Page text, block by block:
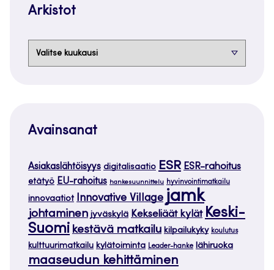
Arkistot
Avainsanat
Asiakaslähtöisyys digitalisaatio ESR ESR-rahoitus
etätyö EU-rahoitus hankesuunnittelu hyvinvointimatkailu
innovaatiot Innovative Village jamk
johtaminen jyväskylä Kekseliäät kylät Keski-
Suomi kestävä matkailu kilpailukyky koulutus
kulttuurimatkailu kylätoiminta Leader-hanke lähiruoka
maaseudun kehittäminen